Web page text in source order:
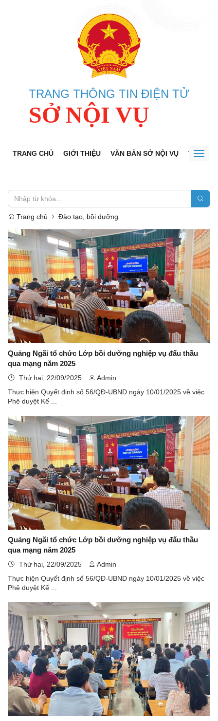
TRANG THÔNG TIN ĐIỆN TỬ
SỞ NỘI VỤ
TRANG CHỦ GIỚI THIỆU VĂN BẢN SỞ NỘI VỤ TRA
Trang chủ Đào tạo, bồi dưỡng
Quảng Ngãi tổ chức Lớp bồi dưỡng nghiệp vụ đấu thầu
qua mạng năm 2025
Thứ hai, 22/09/2025
Admin
Thực hiện Quyết định số 56/QĐ-UBND ngày 10/01/2025 về việc
Phê duyệt Kế ...
Quảng Ngãi tổ chức Lớp bồi dưỡng nghiệp vụ đấu thầu
qua mạng năm 2025
Thứ hai, 22/09/2025
Admin
Thực hiện Quyết định số 56/QĐ-UBND ngày 10/01/2025 về việc
Phê duyệt Kế ...